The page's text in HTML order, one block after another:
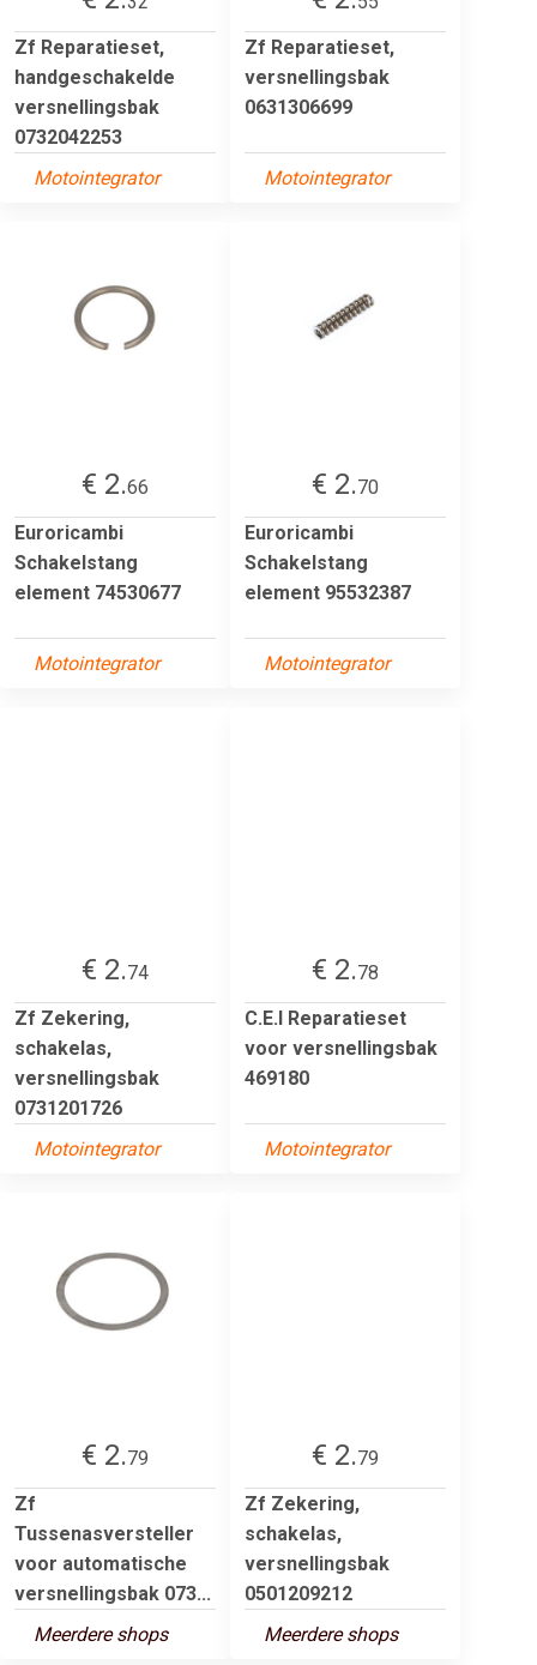
Zf Reparatieset,
handgeschakelde
versnellingsbak
0732042253
Motointegrator
Zf Reparatieset,
versnellingsbak
0631306699
Motointegrator
€ 2.66
Euroricambi
Schakelstang
element 74530677
Motointegrator
€ 2.70
Euroricambi
Schakelstang
element 95532387
Motointegrator
€ 2.74
Zf Zekering,
schakelas,
versnellingsbak
0731201726
Motointegrator
€ 2.78
C.E.I Reparatieset
voor versnellingsbak
469180
Motointegrator
€ 2.79
Zf
Tussenasversteller
voor automatische
versnellingsbak 073...
Meerdere shops
€ 2.79
Zf Zekering,
schakelas,
versnellingsbak
0501209212
Meerdere shops